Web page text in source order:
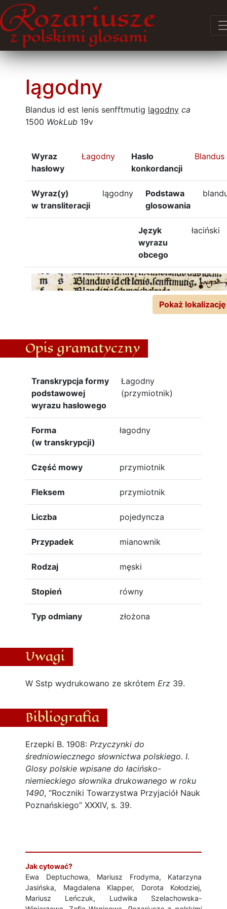
lągodny
Blandus id est lenis senfftmutig lągodny ca
1500 WokLub 19v
Wyraz
hasłowy
Łagodny
Hasło
konkordancji
Blandus
Wyraz(y)
w transliteracji
lągodny
Podstawa
glosowania
Język
wyrazu
obcego
łaciński
Pokaż lokalizację
Opis gramatyczny
Transkrypcja formy
podstawowej
wyrazu hasłowego
Łagodny
(przymiotnik)
Forma
(w transkrypcji)
łagodny
Część mowy przymiotnik
Fleksem przymiotnik
Liczba pojedyncza
Przypadek mianownik
Rodzaj męski
Stopień równy
Typ odmiany złożona
Uwagi
W Sstp wydrukowano ze skrótem Erz 39.
Bibliografia
Erzepki B. 1908: Przyczynki do
średniowiecznego słownictwa polskiego. I.
Glosy polskie wpisane do łacińsko-
niemieckiego słownika drukowanego w roku
1490, “Roczniki Towarzystwa Przyjaciół Nauk
Poznańskiego” XXXIV, s. 39.
Jak cytować?
Ewa Deptuchowa, Mariusz Frodyma, Katarzyna
Jasińska, Magdalena Klapper, Dorota Kołodziej,
Mariusz Leńczuk, Ludwika Szelachowska-